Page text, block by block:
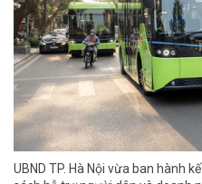
UBND TP. Hà Nội vừa ban hành